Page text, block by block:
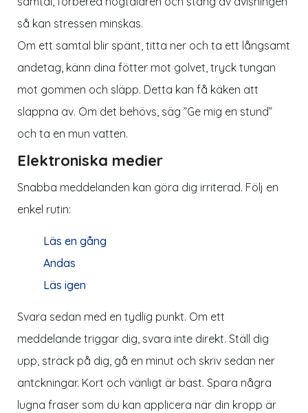
så kan stressen minskas.
Om ett samtal blir spänt, titta ner och ta ett långsamt
andetag, känn dina fötter mot golvet, tryck tungan
mot gommen och släpp. Detta kan få käken att
slappna av. Om det behövs, säg ”Ge mig en stund”
och ta en mun vatten.
Elektroniska medier
Snabba meddelanden kan göra dig irriterad. Följ en
enkel rutin:
Läs en gång
Andas
Läs igen
Svara sedan med en tydlig punkt. Om ett
meddelande triggar dig, svara inte direkt. Ställ dig
upp, sträck på dig, gå en minut och skriv sedan ner
antckningar. Kort och vänligt är bäst. Spara några
lugna fraser som du kan applicera när din kropp är